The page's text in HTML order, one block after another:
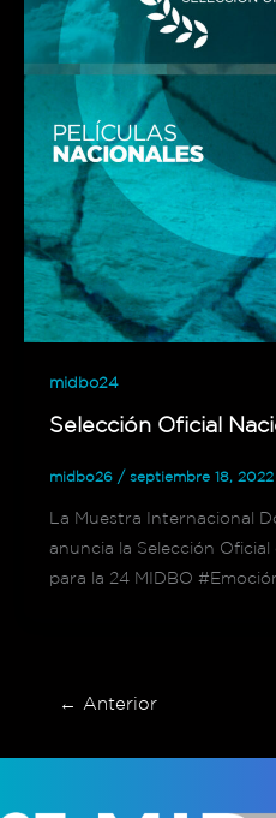
midbo24
Selección Oficial
midbo26 / septiembre 18, 2022
La Muestra Internacional
anuncia la Selección
para la 24 MIDBO
← Anterior